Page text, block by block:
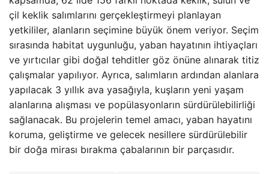
çil keklik salımlarını gerçekleştirmeyi planlayan
yetkililer, alanların seçimine büyük önem veriyor. Seçim
sırasında habitat uygunluğu, yaban hayatının ihtiyaçları
ve yırtıcılar gibi doğal tehditler göz önüne alınarak titiz
çalışmalar yapılıyor. Ayrıca, salımların ardından alanlara
yapılacak 3 yıllık ava yasağıyla, kuşların yeni yaşam
alanlarına alışması ve popülasyonların sürdürülebilirliği
sağlanacak. Bu projelerin temel amacı, yaban hayatını
koruma, geliştirme ve gelecek nesillere sürdürülebilir
bir doğa mirası bırakma çabalarının bir parçasıdır.